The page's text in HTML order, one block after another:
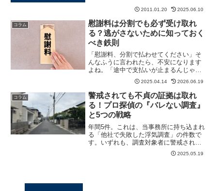
ないですが、言われてみればそうだなぁ
紹介をしたいと思います。...
2011.01.20 2025.06.10
コラム
慰謝料は分割でも必ず受け取れ
る？逃がさないために知っておく
べき鉄則
「慰謝料、分割で払わせてください」そ
んなふうに言われたら、不安になります
よね。「途中で支払いが止まるんじゃな
いか？」「連絡が取れなくなったらどう
しよう……」そんな心配を抱えているあ
なたへ。分割でもきっちり慰謝料を受け
取るために、知っておくべ...
2025.04.14 2026.06.19
コラム
警戒されても不貞の証拠は取れ
る！プロ探偵の『バレない調査』
と5つの戦略
年間5件。これは、当事務所に持ち込まれ
る「他社で失敗した浮気調査」の件数で
す。いずれも、調査対象者に警戒されて
いる難しい状況でしたが、すべての案件
で不貞の証拠を押さえることに成功して
2025.05.19